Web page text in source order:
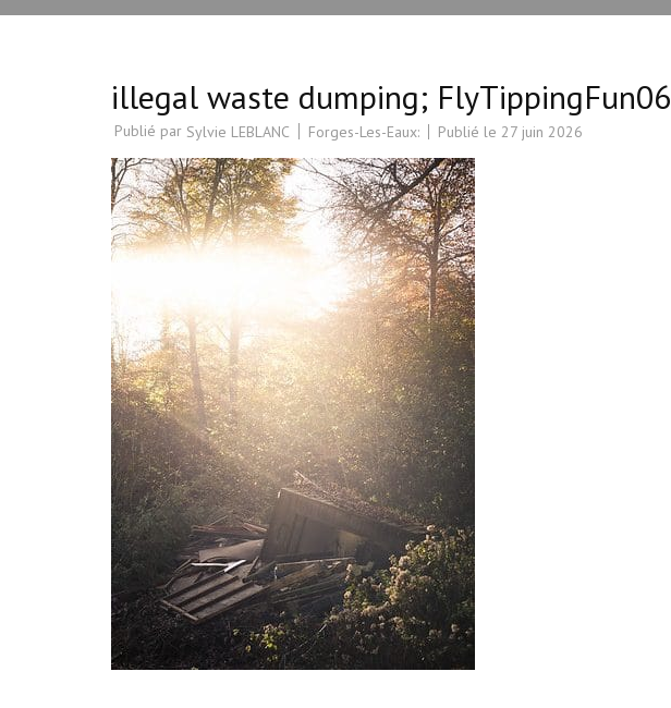
illegal waste dumping; FlyTippingFun06
Publié par Sylvie LEBLANC Forges-Les-Eaux: Publié le 27 juin 2026